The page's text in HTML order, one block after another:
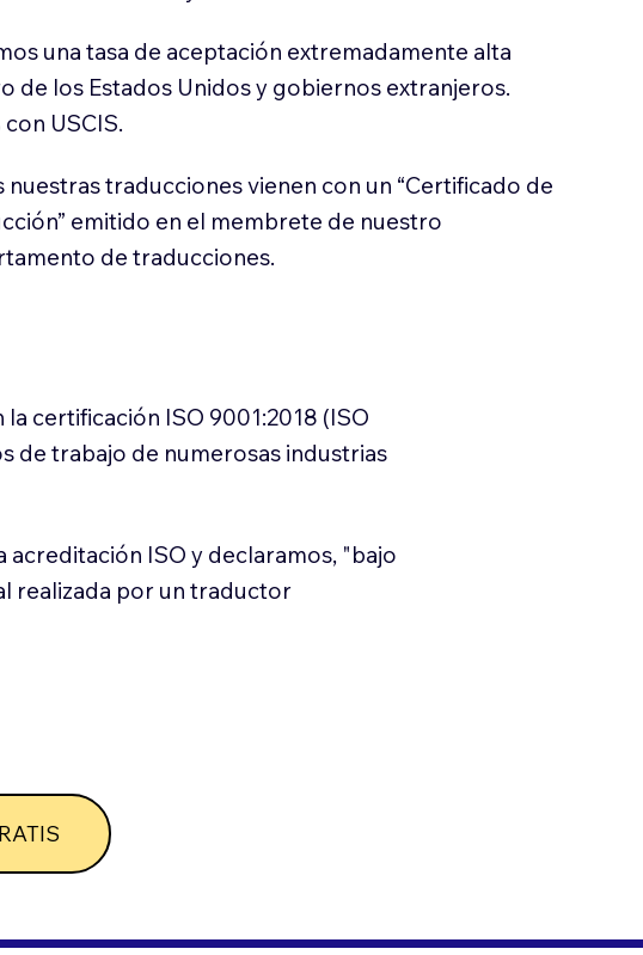
una tasa de aceptación extremadamente alta
de los Estados Unidos y gobiernos extranjeros.
con USCIS.
nuestras traducciones vienen con un “Certificado de
emitido en el membrete de nuestro
de traducciones.
certificación ISO 9001:2018 (ISO
de trabajo de numerosas industrias
ISO y declaramos, "bajo
realizada por un traductor